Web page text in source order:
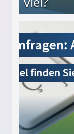
und wie viel?